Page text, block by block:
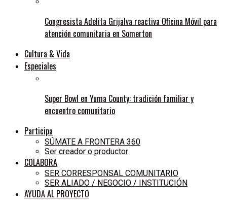
Congresista Adelita Grijalva reactiva Oficina Móvil para
atención comunitaria en Somerton
Cultura & Vida
Especiales
Super Bowl en Yuma County: tradición familiar y
encuentro comunitario
Participa
SÚMATE A FRONTERA 360
Ser creador o productor
COLABORA
SER CORRESPONSAL COMUNITARIO
SER ALIADO / NEGOCIO / INSTITUCIÓN
AYUDA AL PROYECTO